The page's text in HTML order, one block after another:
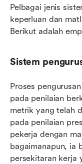
Pelbagai jenis
keperluan dan
Berikut adalah
Sistem
Proses
pada penilaian
metrik yang telah
pada penilaian
pekerja dengan
bagaimanapun, ia
persekitaran kerja